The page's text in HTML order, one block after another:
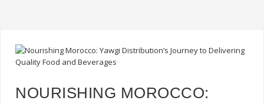
NOURISHING MOROCCO: